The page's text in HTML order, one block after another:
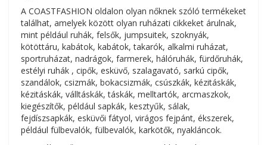
A COASTFASHION oldalon olyan nőknek szóló termékeket
találhat, amelyek között olyan ruházati cikkeket árulnak,
mint például ruhák, felsők, jumpsuitek, szoknyák,
kötöttáru, kabátok, kabátok, takarók, alkalmi ruházat,
sportruházat, nadrágok, farmerek, hálóruhák, fürdőruhák,
estélyi ruhák , cipők, esküvő, szalagavató, sarkú cipők,
szandálok, csizmák, bokacsizmák, csúszkák, kézitáskák,
kézitáskák, válltáskák, táskák, melltartók, arcmaszkok,
kiegészítők, például sapkák, kesztyűk, sálak,
fejdíszsapkák, esküvői fátyol, virágos fejpánt, ékszerek,
például fülbevalók, fülbevalók, karkötők, nyakláncok.